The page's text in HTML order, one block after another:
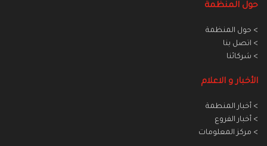
حول المنظمة
> حول المنظمة
> اتصل بنا
> شركائنا
الأخبار و الاعلام
> أخبار المنطمة
> أخبار الفروع
> مركز المعلومات